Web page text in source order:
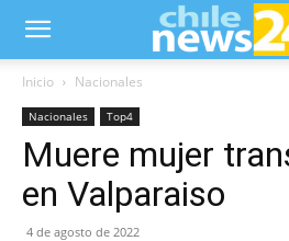
Inicio Nacionales
Nacionales Top4
Muere mujer
en Valparaiso
4 de agosto de 2022